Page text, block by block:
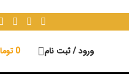
ورود / ثبت نام 0